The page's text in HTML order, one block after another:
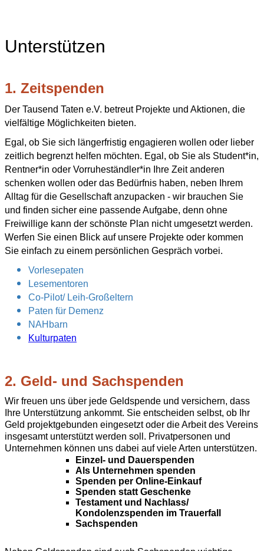
Unterstützen
1. Zeitspenden
Der Tausend Taten e.V. betreut Projekte und Aktionen, die
vielfältige Möglichkeiten bieten.
Egal, ob Sie sich längerfristig engagieren wollen oder lieber
zeitlich begrenzt helfen möchten. Egal, ob Sie als Student*in,
Rentner*in oder Vorruheständler*in Ihre Zeit anderen
schenken wollen oder das Bedürfnis haben, neben Ihrem
Alltag für die Gesellschaft anzupacken - wir brauchen Sie
und finden sicher eine passende Aufgabe, denn ohne
Freiwillige kann der schönste Plan nicht umgesetzt werden.
Werfen Sie einen Blick auf unsere Projekte oder kommen
Sie einfach zu einem persönlichen Gespräch vorbei.
Vorlesepaten
Lesementoren
Co-Pilot/ Leih-Großeltern
Paten für Demenz
NAHbarn
Kulturpaten
2. Geld- und Sachspenden
Wir freuen uns über jede Geldspende und versichern, dass
Ihre Unterstützung ankommt. Sie entscheiden selbst, ob Ihr
Geld projektgebunden eingesetzt oder die Arbeit des Vereins
insgesamt unterstützt werden soll. Privatpersonen und
Unternehmen können uns dabei auf viele Arten unterstützen.
Einzel- und Dauerspenden
Als Unternehmen spenden
Spenden per Online-Einkauf
Spenden statt Geschenke
Testament und Nachlass/
Kondolenzspenden im Trauerfall
Sachspenden